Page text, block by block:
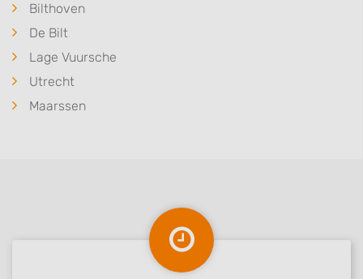
Bilthoven
De Bilt
Lage Vuursche
Utrecht
Maarssen